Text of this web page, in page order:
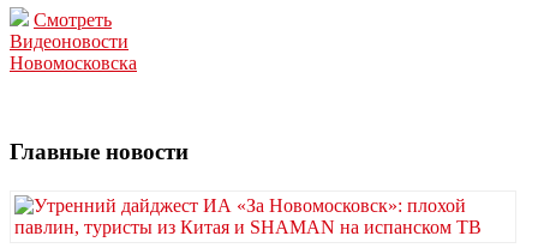
Смотреть
Видеоновости
Новомосковска
Главные новости